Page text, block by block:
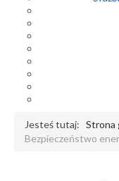
Jesteś tutaj: Strona
Bezpieczeństwo